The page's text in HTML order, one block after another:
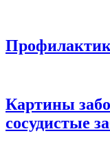
Картины
сосудистые